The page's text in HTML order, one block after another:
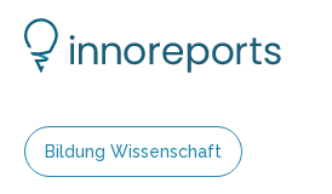
Bildung Wissenschaft